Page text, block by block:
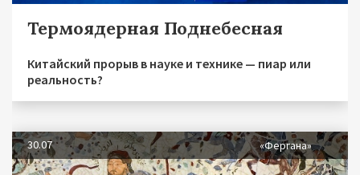
Термоядерная Поднебесная
Китайский прорыв в науке и технике — пиар или
реальность?
30.07 «Фергана»